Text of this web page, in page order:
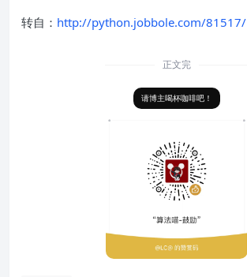
转自： http://python.jobbole.com/81517/
正文完
请博主喝杯咖啡吧！